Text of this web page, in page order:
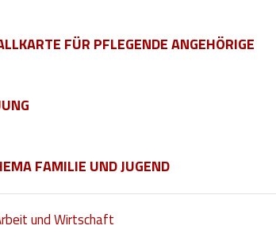
FÜR PFLEGENDE ANGEHÖRIGE
FAMILIE UND JUGEND
und Wirtschaft